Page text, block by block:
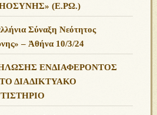
(Ε.ΡΩ.)
Σύναξη Νεότητος
– Ἀθήνα 10/3/24
ΕΝΔΙΑΦΕΡΟΝΤΟΣ
ΔΙΑΔΙΚΤΥΑΚΟ